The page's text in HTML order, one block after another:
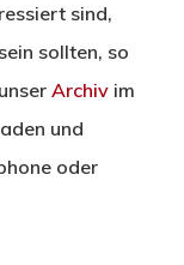
sind,
sollten, so
Archivim
und
oder